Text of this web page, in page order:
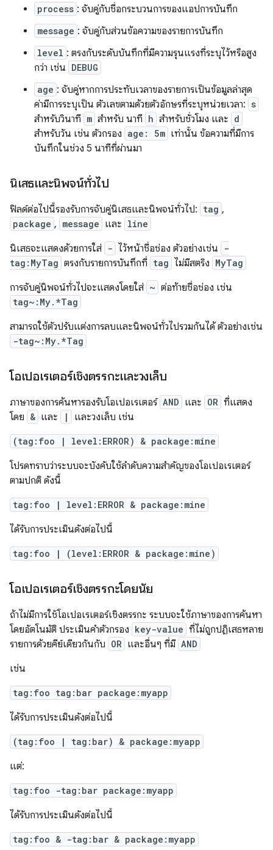
process : จับคู่กับชื่อกระบวนการของแอปการบันทึก
message : จับคู่กับส่วนข้อความของรายการบันทึก
level : ตรงกับระดับบันทึกที่มีความรุนแรงที่ระบุไว้หรือสูง
กว่า เช่น DEBUG
age : จับคู่หากการประทับเวลาของรายการเป็นข้อมูลล่าสุด
ค่ามีการระบุเป็น ตัวเลขตามด้วยตัวอักษรที่ระบุหน่วยเวลา: s
สำหรับวินาที m สำหรับ นาที h สำหรับชั่วโมง และ d
สำหรับวัน เช่น ตัวกรอง age: 5m เท่านั้น ข้อความที่มีการ
บันทึกในช่วง 5 นาทีที่ผ่านมา
นิเสธและนิพจน์ทั่วไป
ฟิลด์ต่อไปนี้รองรับการจับคู่นิเสธและนิพจน์ทั่วไป: tag ,
package , message และ line
นิเสธจะแสดงด้วยการใส่ - ไว้หน้าชื่อช่อง ตัวอย่างเช่น
-
tag:MyTag ตรงกับรายการบันทึกที่ tag ไม่มีสตริง MyTag
การจับคู่นิพจน์ทั่วไปจะแสดงโดยใส่ ~ ต่อท้ายชื่อช่อง เช่น
tag~:My.*Tag
สามารถใช้ตัวปรับแต่งการลบและนิพจน์ทั่วไปรวมกันได้ ตัวอย่างเช่น
-tag~:My.*Tag
โอเปอเรเตอร์เชิงตรรกะและวงเล็บ
ภาษาของการค้นหารองรับโอเปอเรเตอร์ AND และ OR ที่แสดง
โดย & และ | และวงเล็บ เช่น
(tag:foo | level:ERROR) & package:mine
โปรดทราบว่าระบบจะบังคับใช้ลำดับความสำคัญของโอเปอเรเตอร์
ตามปกติ ดังนี้
tag:foo | level:ERROR & package:mine
ได้รับการประเมินดังต่อไปนี้
tag:foo | (level:ERROR & package:mine)
โอเปอเรเตอร์เชิงตรรกะโดยนัย
ถ้าไม่มีการใช้โอเปอเรเตอร์เชิงตรรกะ ระบบจะใช้ภาษาของการค้นหา
โดยอัตโนมัติ ประเมินคำตัวกรอง key-value ที่ไม่ถูกปฏิเสธหลาย
รายการด้วยคีย์เดียวกันกับ OR และอื่นๆ ที่มี AND
เช่น
tag:foo tag:bar package:myapp
ได้รับการประเมินดังต่อไปนี้
(tag:foo | tag:bar) & package:myapp
แต่:
tag:foo -tag:bar package:myapp
ได้รับการประเมินดังต่อไปนี้
tag:foo & -tag:bar & package:myapp